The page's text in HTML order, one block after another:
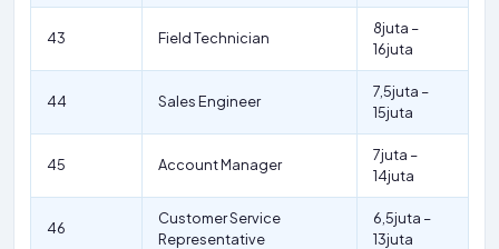
43 Field Technician
8juta –
16juta
44 Sales Engineer
7,5juta –
15juta
45 Account Manager
7juta –
14juta
46
Customer Service
Representative
6,5juta –
13juta